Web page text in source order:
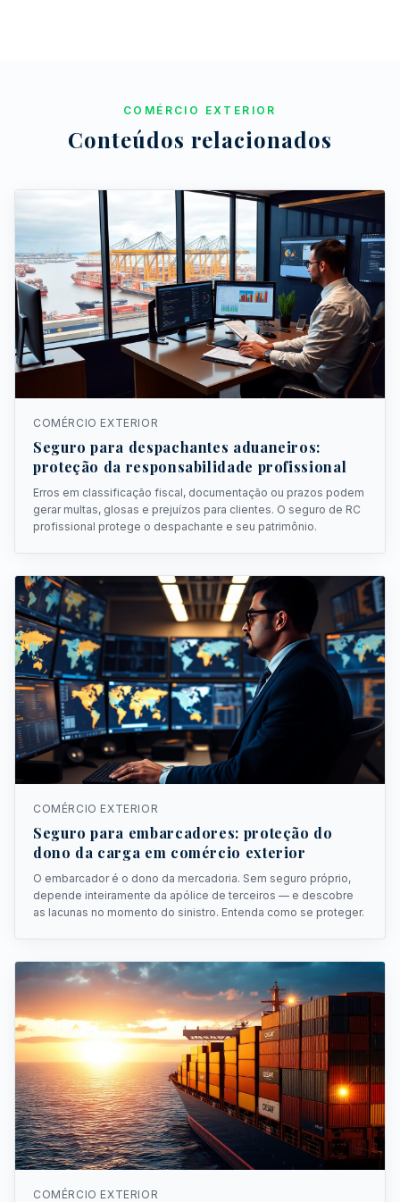
COMÉRCIO EXTERIOR
Conteúdos relacionados
COMÉRCIO EXTERIOR
Seguro para despachantes aduaneiros:
proteção da responsabilidade profissional
Erros em classificação fiscal, documentação ou prazos podem
gerar multas, glosas e prejuízos para clientes. O seguro de RC
profissional protege o despachante e seu patrimônio.
COMÉRCIO EXTERIOR
Seguro para embarcadores: proteção do
dono da carga em comércio exterior
O embarcador é o dono da mercadoria. Sem seguro próprio,
depende inteiramente da apólice de terceiros — e descobre
as lacunas no momento do sinistro. Entenda como se proteger.
COMÉRCIO EXTERIOR